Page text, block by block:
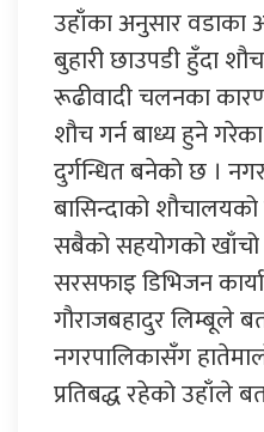
उहाँका अनुसार वडाका
बुहारी छाउपडी हुँदा
रूढीवादी चलनका
शौच गर्न बाध्य हुने
दुर्गन्धित बनेको छ ।
बासिन्दाको
सबैको सहयोगको खाँचो
सरसफाइ डिभिजन
गौराजबहादुर लिम्बूले
नगरपालिकासँग
प्रतिबद्ध रहेको उहाँले